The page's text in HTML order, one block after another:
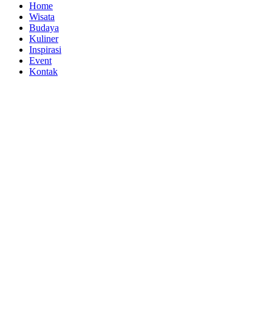
Home
Wisata
Budaya
Kuliner
Inspirasi
Event
Kontak